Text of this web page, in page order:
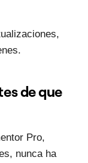
de que
Pro,
nunca ha